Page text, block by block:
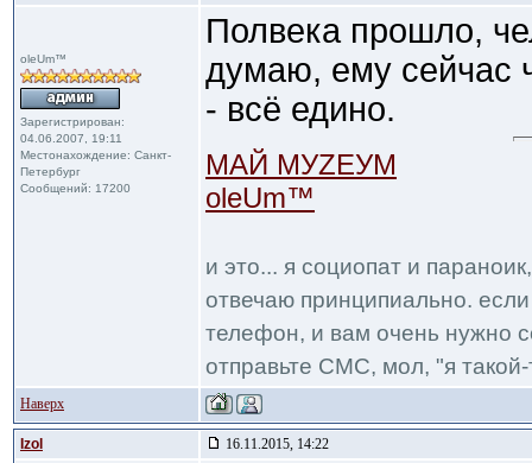
oleUm™
Зарегистрирован:
04.06.2007, 19:11
Местонахождение: Санкт-
Петербург
Сообщений: 17200
Полвека прошло,
думаю, ему
- всё едино.
МАЙ МУZЕУМ
oleUm™
и это... я социопат и
отвечаю принципиально.
телефон, и вам очень нужно
отправьте СМС, мол, "я такой-
Наверх
Izol 16.11.2015, 14:22